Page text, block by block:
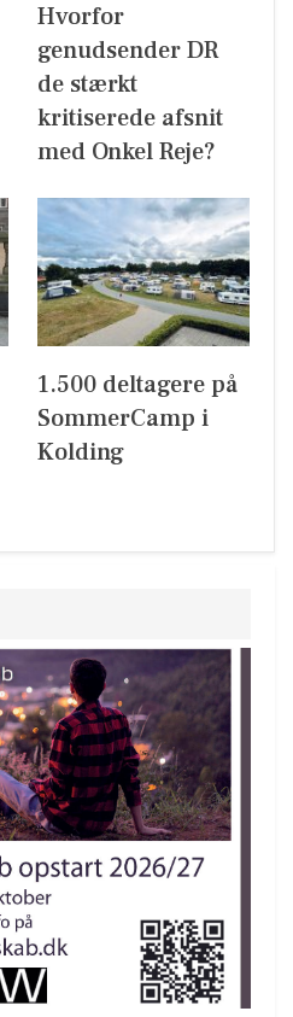
Hvorfor
genudsender DR
de stærkt
kritiserede afsnit
med Onkel Reje?
1.500 deltagere på
SommerCamp i
Kolding